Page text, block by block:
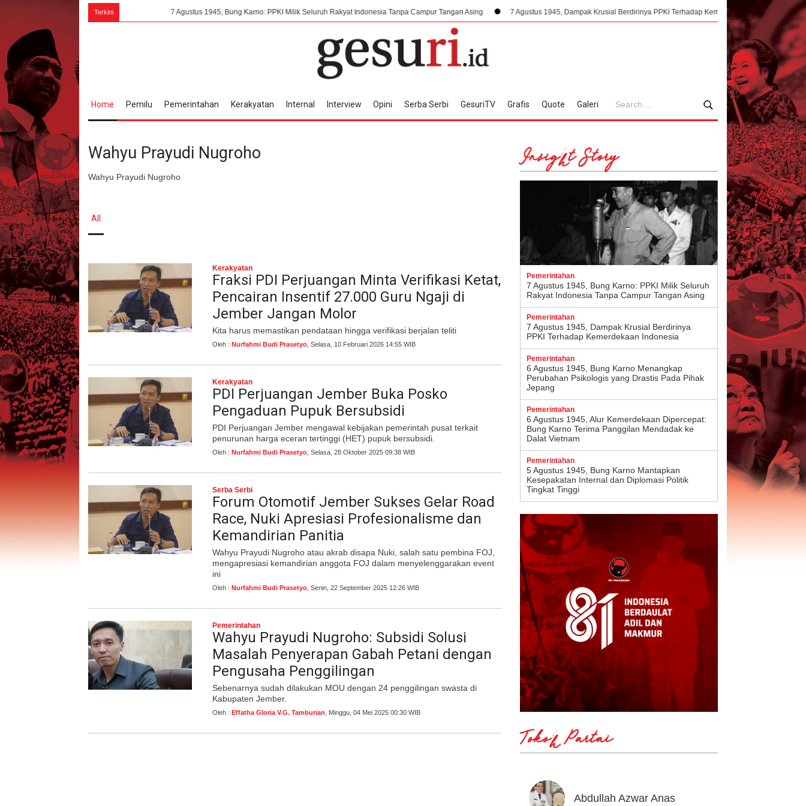
Terkini 7 Agustus 1945, Bung Karno: PPKI Milik Seluruh Rakyat Indonesia Tanpa Campur Tangan Asing 7 Agustus 1945, Dampak Krusial Berdirinya PPKI Terhadap Kemerdekaan Indonesia
Home Pemilu Pemerintahan Kerakyatan Internal Interview Opini Serba Serbi GesuriTV Grafis Quote Galeri
Wahyu Prayudi Nugroho
Wahyu Prayudi Nugroho
All Profile
Kerakyatan
Fraksi PDI Perjuangan Minta Verifikasi Ketat,
Pencairan Insentif 27.000 Guru Ngaji di
Jember Jangan Molor
Kita harus memastikan pendataan hingga verifikasi berjalan teliti
Oleh : Nurfahmi Budi Prasetyo , Selasa, 10 Februari 2026 14:55 WIB
Kerakyatan
PDI Perjuangan Jember Buka Posko
Pengaduan Pupuk Bersubsidi
PDI Perjuangan Jember mengawal kebijakan pemerintah pusat terkait
penurunan harga eceran tertinggi (HET) pupuk bersubsidi.
Oleh : Nurfahmi Budi Prasetyo , Selasa, 28 Oktober 2025 09:38 WIB
Serba Serbi
Forum Otomotif Jember Sukses Gelar Road
Race, Nuki Apresiasi Profesionalisme dan
Kemandirian Panitia
Wahyu Prayudi Nugroho atau akrab disapa Nuki, salah satu pembina FOJ,
mengapresiasi kemandirian anggota FOJ dalam menyelenggarakan event
ini
Oleh : Nurfahmi Budi Prasetyo , Senin, 22 September 2025 12:26 WIB
Pemerintahan
Wahyu Prayudi Nugroho: Subsidi Solusi
Masalah Penyerapan Gabah Petani dengan
Pengusaha Penggilingan
Sebenarnya sudah dilakukan MOU dengan 24 penggilingan swasta di
Kabupaten Jember.
Oleh : Effatha Gloria V.G. Tamburian , Minggu, 04 Mei 2025 00:30 WIB
Insight Story
Pemerintahan
7 Agustus 1945, Bung Karno: PPKI Milik Seluruh
Rakyat Indonesia Tanpa Campur Tangan Asing
Pemerintahan
7 Agustus 1945, Dampak Krusial Berdirinya
PPKI Terhadap Kemerdekaan Indonesia
Pemerintahan
6 Agustus 1945, Bung Karno Menangkap
Perubahan Psikologis yang Drastis Pada Pihak
Jepang
Pemerintahan
6 Agustus 1945, Alur Kemerdekaan Dipercepat:
Bung Karno Terima Panggilan Mendadak ke
Dalat Vietnam
Pemerintahan
5 Agustus 1945, Bung Karno Mantapkan
Kesepakatan Internal dan Diplomasi Politik
Tingkat Tinggi
Tokoh Partai
Abdullah Azwar Anas